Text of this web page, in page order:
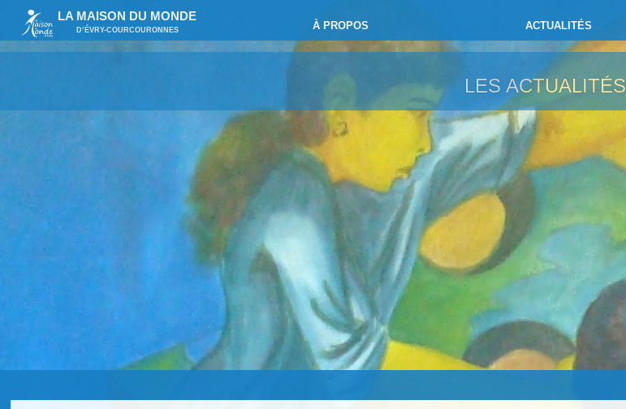
LA MAISON DU MONDE
D’ÉVRY-COURCOURONNES À PROPOS ACTUALITÉS
LES ACTUALITÉS